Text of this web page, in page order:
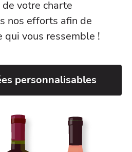
votre charte
nos efforts afin de
qui vous ressemble !
personnalisables